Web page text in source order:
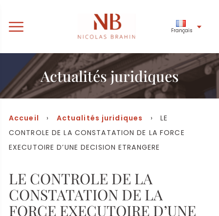
Français
Actualités juridiques
Accueil › Actualités juridiques
› LE
CONTROLE DE LA CONSTATATION DE LA FORCE
EXECUTOIRE D’UNE DECISION ETRANGERE
LE CONTROLE DE LA
CONSTATATION DE LA
FORCE EXECUTOIRE D’UNE